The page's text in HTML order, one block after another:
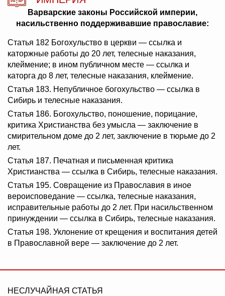
Варварские законы Российской империи,
насильственно поддерживавшие православие:
Статья 182 Богохульство в церкви — ссылка и
каторжные работы до 20 лет, телесные наказания,
клеймение; в ином публичном месте — ссылка и
каторга до 8 лет, телесные наказания, клеймение.
Статья 183. Непубличное богохульство — ссылка в
Сибирь и телесные наказания.
Статья 186. Богохульство, поношение, порицание,
критика Христианства без умысла — заключение в
смирительном доме до 2 лет, заключение в тюрьме до 2
лет.
Статья 187. Печатная и письменная критика
Христианства — ссылка в Сибирь, телесные наказания.
Статья 195. Совращение из Православия в иное
вероисповедание — ссылка, телесные наказания,
исправительные работы до 2 лет. При насильственном
принуждении — ссылка в Сибирь, телесные наказания.
Статья 198. Уклонение от крещения и воспитания детей
в Православной вере — заключение до 2 лет.
НЕСЛУЧАЙНАЯ СТАТЬЯ